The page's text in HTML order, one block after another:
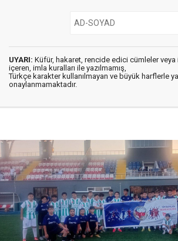
UYARI: Küfür, hakaret, rencide edici cümleler veya
içeren, imla kuralları ile yazılmamış,
Türkçe karakter kullanılmayan ve büyük harflerle
onaylanmamaktadır.